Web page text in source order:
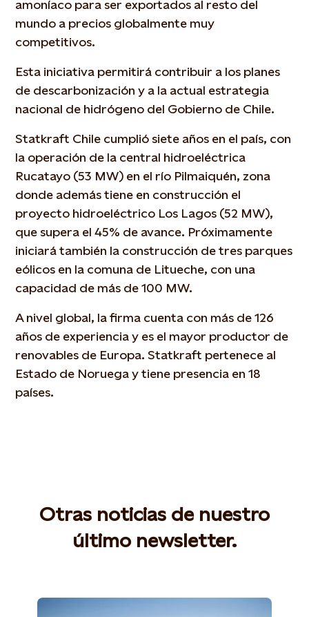
amoníaco para ser exportados al resto del
mundo a precios globalmente muy
competitivos.
Esta iniciativa permitirá contribuir a los planes
de descarbonización y a la actual estrategia
nacional de hidrógeno del Gobierno de Chile.
Statkraft Chile cumplió siete años en el país, con
la operación de la central hidroeléctrica
Rucatayo (53 MW) en el río Pilmaiquén, zona
donde además tiene en construcción el
proyecto hidroeléctrico Los Lagos (52 MW),
que supera el 45% de avance. Próximamente
iniciará también la construcción de tres parques
eólicos en la comuna de Litueche, con una
capacidad de más de 100 MW.
A nivel global, la firma cuenta con más de 126
años de experiencia y es el mayor productor de
renovables de Europa. Statkraft pertenece al
Estado de Noruega y tiene presencia en 18
países.
Otras noticias de nuestro
último newsletter.